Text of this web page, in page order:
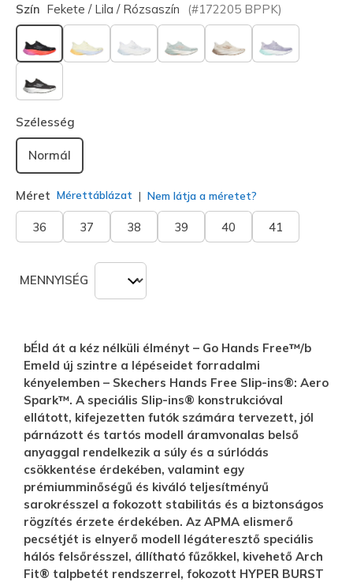
Szín Fekete / Lila / Rózsaszín (#172205 BPPK)
kiválasztva
Szélesség
Normál
Méret Mérettáblázat Nem látja a méretet?
36 37 38 39 40 41
MENNYISÉG
bÉld át a kéz nélküli élményt – Go Hands Free™/b
Emeld új szintre a lépéseidet forradalmi
kényelemben – Skechers Hands Free Slip-ins®: Aero
Spark™. A speciális Slip-ins® konstrukcióval
ellátott, kifejezetten futók számára tervezett, jól
párnázott és tartós modell áramvonalas belső
anyaggal rendelkezik a súly és a súrlódás
csökkentése érdekében, valamint egy
prémiumminőségű és kiváló teljesítményű
sarokrésszel a fokozott stabilitás és a biztonságos
rögzítés érzete érdekében. Az APMA elismerő
pecsétjét is elnyerő modell légáteresztő speciális
hálós felsőrésszel, állítható fűzőkkel, kivehető Arch
Fit® talpbetét rendszerrel, fokozott HYPER BURST